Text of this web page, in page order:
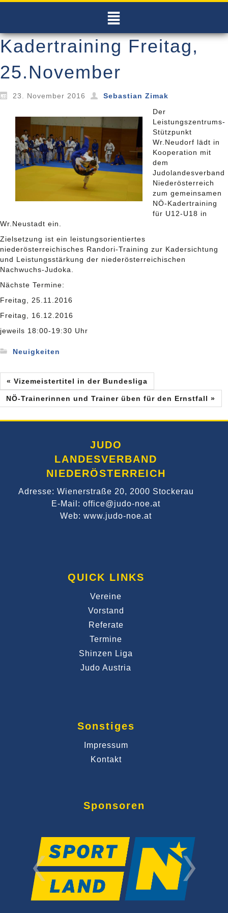
Kadertraining Freitag,
25.November
23. November 2016
Sebastian Zimak
Der
Leistungszentrums-
Stützpunkt
Wr.Neudorf lädt in
Kooperation mit
dem
Judolandesverband
Niederösterreich
zum gemeinsamen
NÖ-Kadertraining
für U12-U18 in
Wr.Neustadt ein.
Zielsetzung ist ein leistungsorientiertes
niederösterreichisches Randori-Training zur Kadersichtung
und Leistungsstärkung der niederösterreichischen
Nachwuchs-Judoka.
Nächste Termine:
Freitag, 25.11.2016
Freitag, 16.12.2016
jeweils 18:00-19:30 Uhr
Neuigkeiten
« Vizemeistertitel in der Bundesliga
NÖ-Trainerinnen und Trainer üben für den Ernstfall »
JUDO
LANDESVERBAND
NIEDERÖSTERREICH
Adresse: Wienerstraße 20, 2000 Stockerau
E-Mail: office@judo-noe.at
Web: www.judo-noe.at
QUICK LINKS
Vereine
Vorstand
Referate
Termine
Shinzen Liga
Judo Austria
Sonstiges
Impressum
Kontakt
Sponsoren